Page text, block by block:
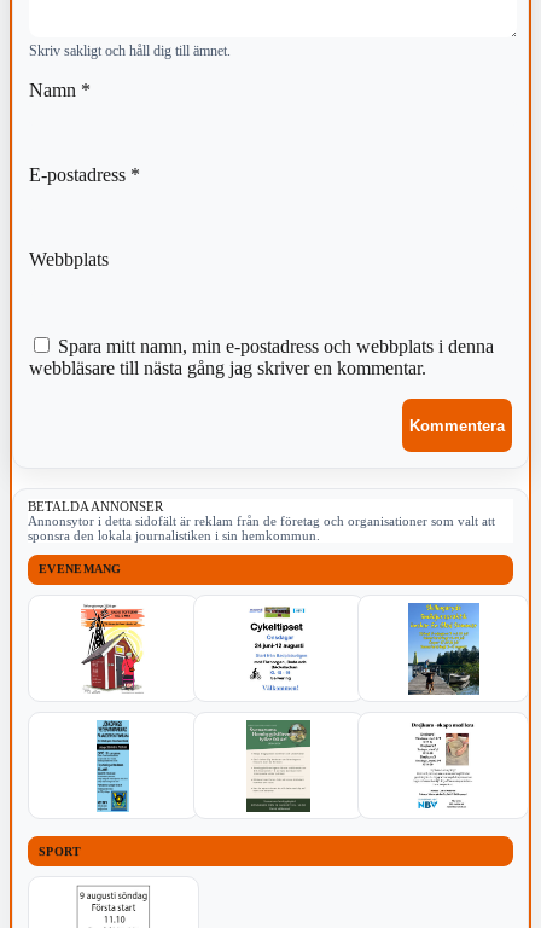
Skriv sakligt och håll dig till ämnet.
Namn *
E-postadress *
Webbplats
Spara mitt namn, min e-postadress och webbplats i denna
webbläsare till nästa gång jag skriver en kommentar.
BETALDA ANNONSER
Annonsytor i detta sidofält är reklam från de företag och organisationer som valt att
sponsra den lokala journalistiken i sin hemkommun.
EVENEMANG
SPORT